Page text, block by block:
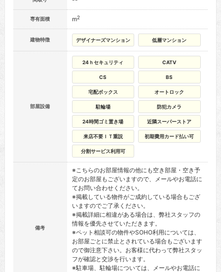
専有面積 m2
建物特徴 デザイナーズマンション 低層マンション
部屋設備
24ｈセキュリティ CATV
CS BS
宅配ボックス オートロック
駐輪場 防犯カメラ
24時間ゴミ置き場 近隣スーパーストア
来店不要ＩＴ重説 初期費用カード払い可
分割サービス利用可
備考
※こちらのお部屋情報の他にも空き部屋・空き予
定のお部屋もございますので、メールやお電話に
てお問い合わせください。
※掲載している物件がご成約している場合もござ
いますのでご了承ください。
※掲載詳細に相違がある場合は、弊社スタッフの
情報を優先させていただきます。
※ペット相談可の物件やSOHO利用については、
お部屋ごとに禁止とされている場合もございます
ので御注意下さい。お客様に代わって弊社スタッ
フが確認と交渉を行います。
※駐車場、駐輪場については、メールやお電話に